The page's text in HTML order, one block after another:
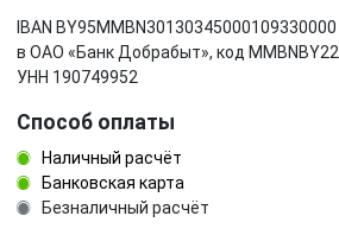
IBAN BY95MMBN30130345000109330000
в ОАО «Банк Добрабыт», код MMBNBY22
УНН 190749952
Способ оплаты
Наличный расчёт
Банковская карта
Безналичный расчёт